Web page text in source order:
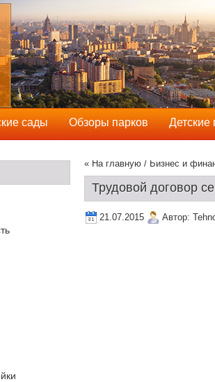
« На главную / Бизнес и
Трудовой договор
21.07.2015 Автор:
сады Обзоры парков Детские